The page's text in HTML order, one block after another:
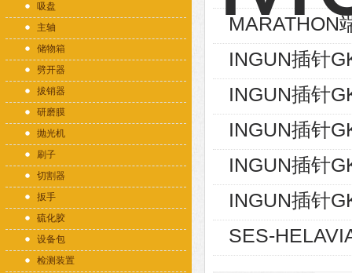
吸盘
主轴
储物箱
劈开器
拔销器
研磨膜
抛光机
刷子
切割器
扳手
硫化胶
设备包
检测装置
MARATHON
INGUN插针
INGUN插针
INGUN插针
INGUN插针
INGUN插针
SES-